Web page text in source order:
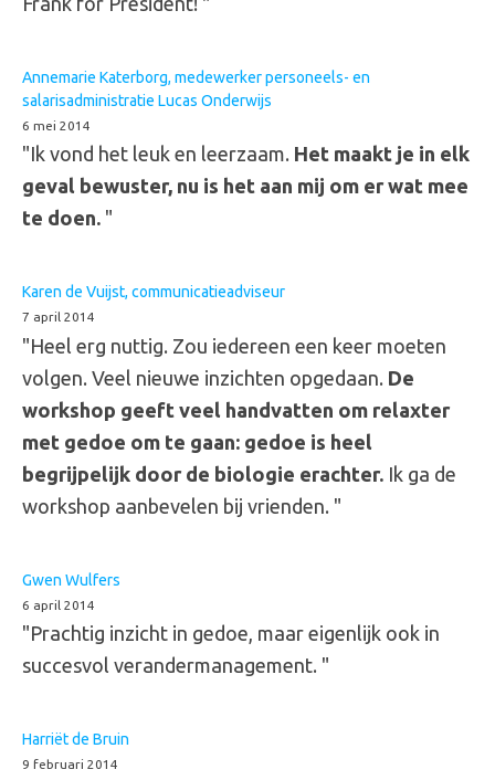
Annemarie Katerborg, medewerker personeels- en
salarisadministratie Lucas Onderwijs
6 mei 2014
"Ik vond het leuk en leerzaam. Het maakt je in elk
geval bewuster, nu is het aan mij om er wat mee
te doen. "
Karen de Vuijst, communicatieadviseur
7 april 2014
"Heel erg nuttig. Zou iedereen een keer moeten
volgen. Veel nieuwe inzichten opgedaan. De
workshop geeft veel handvatten om relaxter
met gedoe om te gaan: gedoe is heel
begrijpelijk door de biologie erachter. Ik ga de
workshop aanbevelen bij vrienden. "
Gwen Wulfers
6 april 2014
"Prachtig inzicht in gedoe, maar eigenlijk ook in
succesvol verandermanagement. "
Harriët de Bruin
9 februari 2014